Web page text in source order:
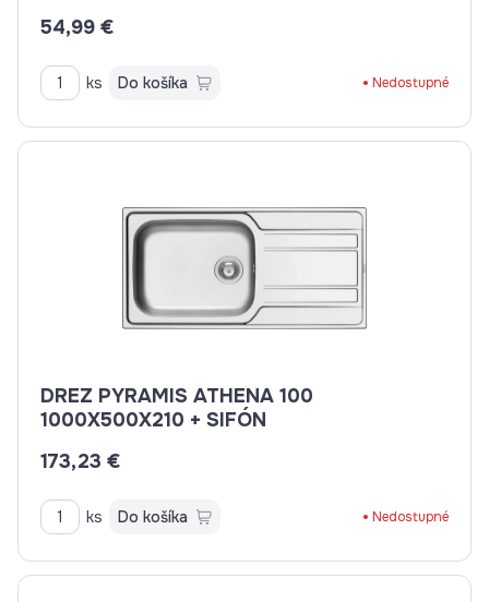
54,99 €
ks Do košíka Nedostupné
DREZ PYRAMIS ATHENA 100
1000X500X210 + SIFÓN
173,23 €
ks Do košíka Nedostupné